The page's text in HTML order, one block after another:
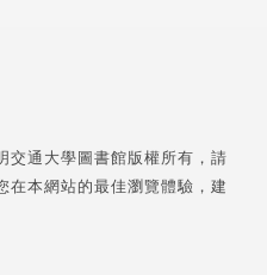
交通大學圖書館版權所有，請
在本網站的最佳瀏覽體驗，建